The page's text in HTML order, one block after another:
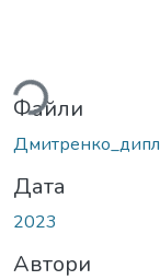
Файли
Дата
2023
Автори